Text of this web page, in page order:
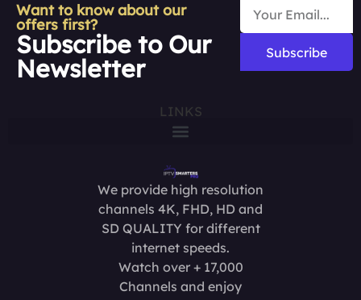
Want to know about our
offers first?
Subscribe to Our
Newsletter
Subscribe
LINKS
We provide high resolution
channels 4K, FHD, HD and
SD QUALITY for different
internet speeds.
Watch over + 17,000
Channels and enjoy